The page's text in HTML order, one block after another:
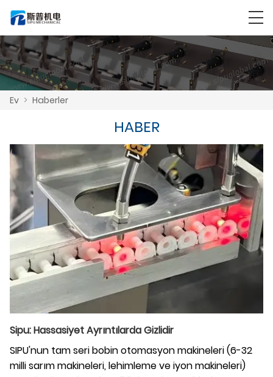
Ev > Haberler
HABER
Sipu: Hassasiyet Ayrıntılarda Gizlidir
SIPU'nun tam seri bobin otomasyon makineleri (6-32
milli sarım makineleri, lehimleme ve iyon makineleri)